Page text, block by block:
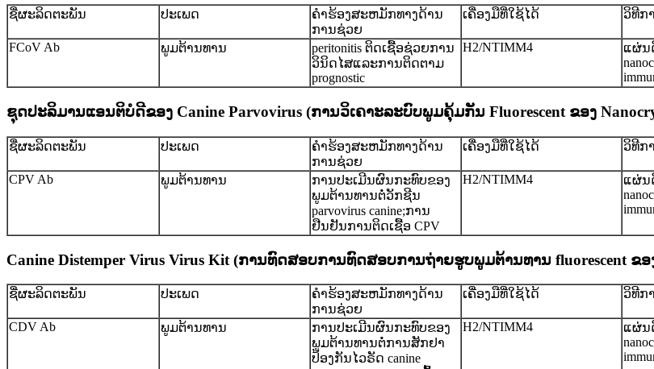
ຊື່ຜະລິດຕະພັນ ປະເພດ
ຄໍາຮ້ອງສະຫມັກທາງດ້ານ
ການຊ່ວຍ
ເຄື່ອງມືທີ່ໃຊ້ໄດ້ ວິທີກ
FCoV Ab ພູມຕ້ານທານ
peritonitis ຕິດເຊື້ອຊ່ວຍການ
ວິນິດໄສແລະການຕິດຕາມ
prognostic
H2/NTIMM4
ແຜ່ນ
ຊຸດປະລິມານແອນຕິບໍດີຂອງ Canine Parvovirus (ການວິເຄາະລະບົບພູມຄຸ້ມກັນ Fluorescent ຂອງ
ຊື່ຜະລິດຕະພັນ ປະເພດ
ຄໍາຮ້ອງສະຫມັກທາງດ້ານ
ການຊ່ວຍ
ເຄື່ອງມືທີ່ໃຊ້ໄດ້ ວິທີກ
CPV Ab ພູມຕ້ານທານ
ການປະເມີນຜົນກະທົບຂອງ
ພູມຕ້ານທານຕໍ່ວັກຊີນ
parvovirus canine;ການ
ຢືນຢັນການຕິດເຊື້ອ CPV
H2/NTIMM4
ແຜ່ນ
Canine Distemper Virus Virus Kit (ການ​ທົດ​ສອບ​ການ​ທົດ​ສອບ​ການ​ຖ່າຍ​ຮູບ​ພູມ​ຕ້ານ​ທານ fluorescent ຂອ
ຊື່ຜະລິດຕະພັນ ປະເພດ
ຄໍາຮ້ອງສະຫມັກທາງດ້ານ
ການຊ່ວຍ
ເຄື່ອງມືທີ່ໃຊ້ໄດ້ ວິທີກ
CDV Ab ພູມຕ້ານທານ
ການປະເມີນຜົນກະທົບຂອງ
ພູມຕ້ານທານຕໍ່ການສັກຢາ
ປ້ອງກັນໄວຣັດ canine
H2/NTIMM4
ແຜ່ນ